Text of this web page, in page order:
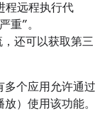
程远程执行代
重”。
还可以获取第三
多个应用允许通过
）使用该功能。